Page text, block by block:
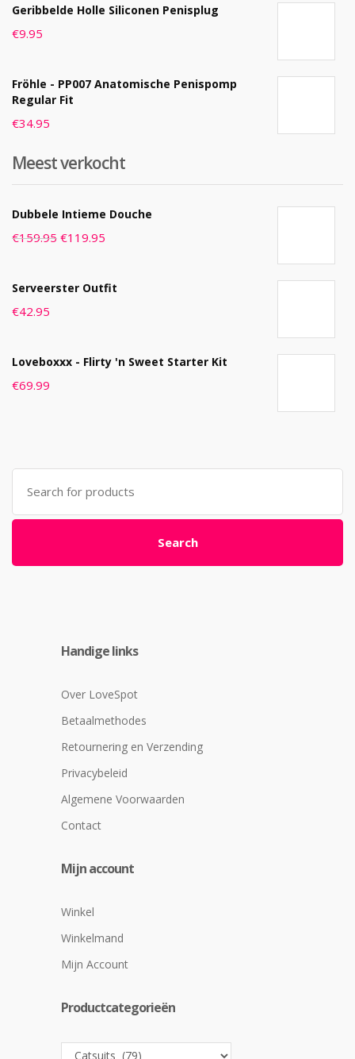
Geribbelde Holle Siliconen Penisplug
€9.95
Fröhle - PP007 Anatomische Penispomp
Regular Fit
€34.95
Meest verkocht
Dubbele Intieme Douche
€159.95 €119.95
Serveerster Outfit
€42.95
Loveboxxx - Flirty 'n Sweet Starter Kit
€69.99
Search
for:
Search
Handige links
Over LoveSpot
Betaalmethodes
Retournering en Verzending
Privacybeleid
Algemene Voorwaarden
Contact
Mijn account
Winkel
Winkelmand
Mijn Account
Productcategorieën